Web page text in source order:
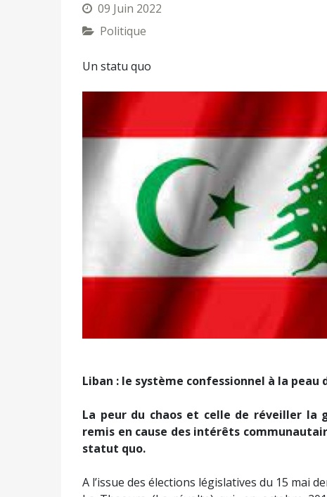
09 Juin 2022
Politique
Un statu quo
Liban : le système confessionnel à la peau
La peur du chaos et celle de réveiller la
remis en cause des intérêts
statut quo.
A l’issue des élections législatives du 15 mai